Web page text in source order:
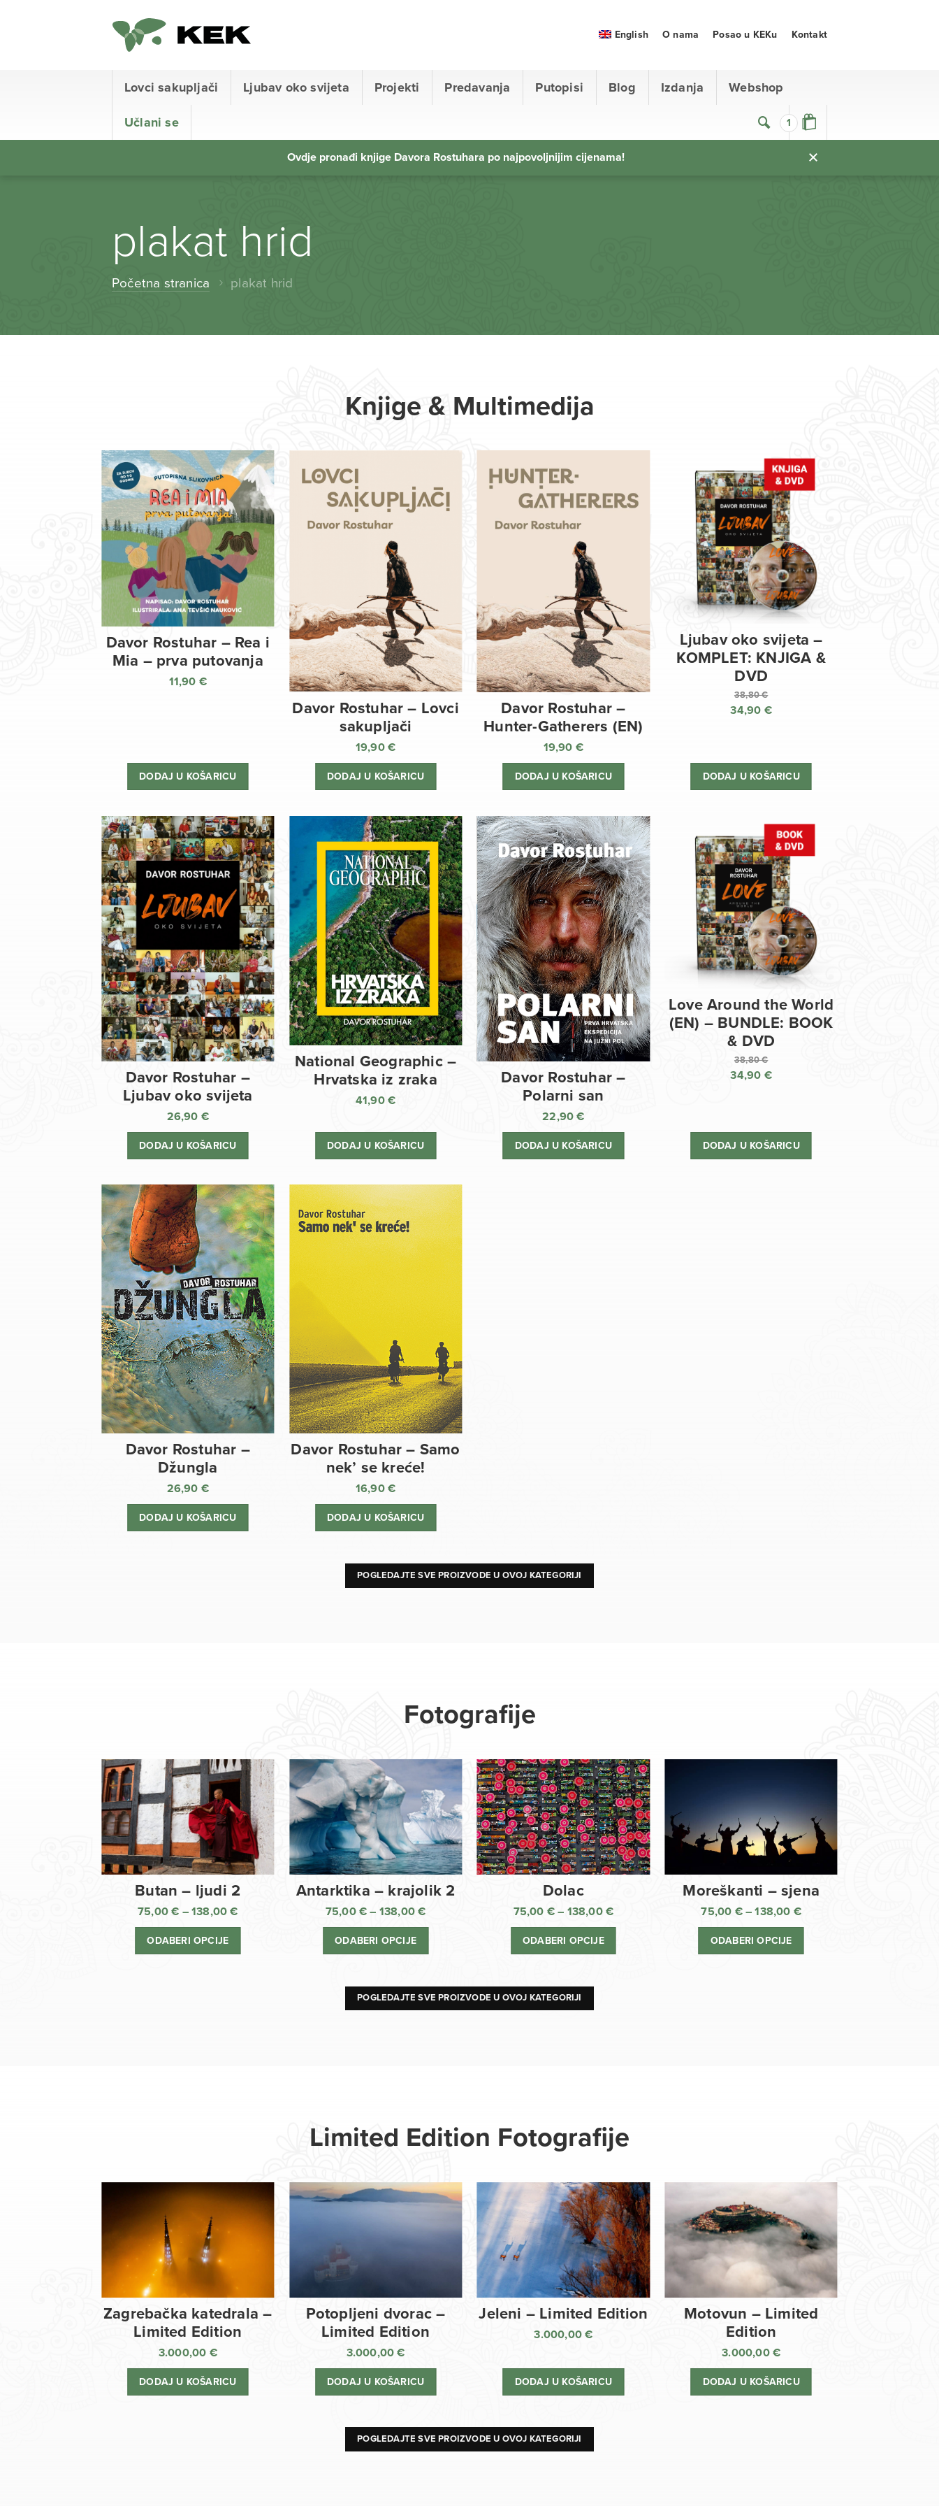
1
Lovci sakupljači Ljubav oko svijeta Projekti Predavanja Putopisi Blog Izdanja Webshop
Učlani se
English O nama Posao u KEKu Kontakt
Ovdje pronađi knjige Davora Rostuhara po najpovoljnijim cijenama!
plakat hrid
Početna stranica plakat hrid
Knjige & Multimedija
Davor Rostuhar – Rea i
Mia – prva putovanja
11,90 €
DODAJ U KOŠARICU
Davor Rostuhar – Lovci
sakupljači
19,90€
DODAJ U KOŠARICU
Davor Rostuhar –
Hunter-Gatherers (EN)
19,90 €
DODAJ U KOŠARICU
Ljubav oko svijeta –
KOMPLET: KNJIGA &
DVD
38,80€
Izvorna
je:
38,80 €.
34,90 €
je:
34,90 €.
DODAJ U KOŠARICU
Davor Rostuhar –
Ljubav oko svijeta
26,90 €
DODAJ U KOŠARICU
National Geographic –
Hrvatska iz zraka
41,90€
DODAJ U KOŠARICU
Davor Rostuhar –
Polarni san
22,90€
DODAJ U KOŠARICU
Love Around the World
(EN) – BUNDLE: BOOK
& DVD
38,80€
Izvorna
je:
38,80 €.
34,90 €
je:
34,90 €.
DODAJ U KOŠARICU
Davor Rostuhar –
Džungla
26,90 €
DODAJ U KOŠARICU
Davor Rostuhar – Samo
nek’ se kreće!
16,90€
DODAJ U KOŠARICU
POGLEDAJTE SVE PROIZVODE U OVOJ KATEGORIJI
Fotografije
Butan – ljudi 2
75,00€ – 138,00€
ODABERI OPCIJE
Antarktika – krajolik 2
75,00 € – 138,00€
138,00 €
ODABERI OPCIJE
Dolac
75,00 € – 138,00 €
cijena:
ODABERI OPCIJE
Moreškanti – sjena
75,00 € – 138,00 €Raspon
cijena:
ODABERI OPCIJE
POGLEDAJTE SVE PROIZVODE U OVOJ KATEGORIJI
Limited Edition Fotografije
Zagrebačka katedrala –
Limited Edition
3.000,00 €
DODAJ U KOŠARICU
Potopljeni dvorac –
Limited Edition
3.000,00€
DODAJ U KOŠARICU
Jeleni – Limited Edition
3.000,00€
DODAJ U KOŠARICU
Motovun – Limited
Edition
3.000,00 €
DODAJ U KOŠARICU
POGLEDAJTE SVE PROIZVODE U OVOJ KATEGORIJI